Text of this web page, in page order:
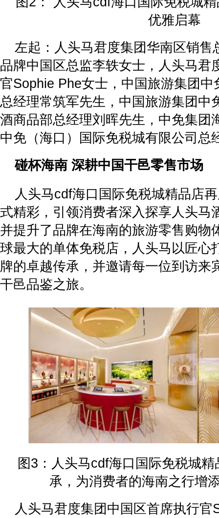
优雅启幕
左起：人头马君度集团华南区销售
品牌中国区总监李轶女士，人头马君
官Sophie Phe女士，中国旅游集团
总经理常筑军先生，中国旅游集团中
酒商品部总经理刘晖先生，中免集团
中免（海口）国际免税城有限公司总
碰杯海南 深耕中国干邑零售市场
人头马cdf海口国际免税城精品店
式精彩，引领消费者深入探享人头马
并提升了品牌在海南的旅游零售购物
球最大的单体免税店，人头马以匠心
牌的卓越传承，并邀请每一位到访来
干邑品鉴之旅。
图3：人头马cdf海口国际免税城
承，为消费者的海南之行增
人头马君度集团中国区首席执行